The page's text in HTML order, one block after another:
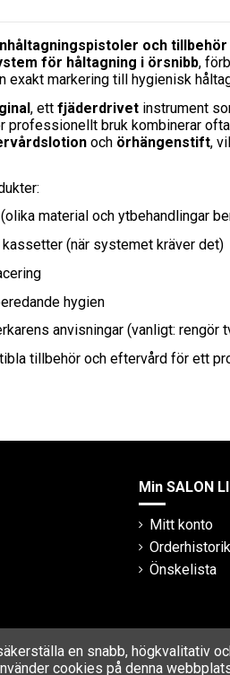
och tillbehör
för håltagning i örsnibb,
markering till hygienisk
, ett fjäderdrivet instrument
professionellt bruk kombinerar
och örhängenstift,
material och ytbehandlingar
(när systemet kräver det)
hygien
anvisningar (vanligt: rengör
tillbehör och eftervård för ett
Min SALON
Mitt konto
Orderhistorik
Önskelista
en snabb, högkvalitativ
cookies på denna